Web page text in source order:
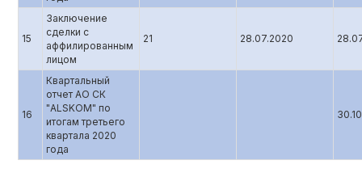
15
Заключение
сделки с
аффилированным
лицом
21 28.07.2020
16
Квартальный
отчет АО СК
"ALSKOM" по
итогам третьего
квартала 2020
года